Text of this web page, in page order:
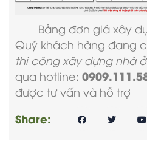
Bảng đơn giá xây
Quý khách hàng đang
thi công xây dựng nhà ở
qua hotline:
được tư vấn và hỗ trợ
Share: